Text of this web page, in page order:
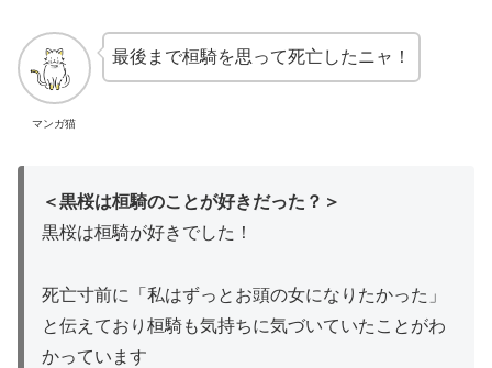
マンガ猫
最後まで桓騎を思って死亡したニャ！
＜黒桜は桓騎のことが好きだった？＞
黒桜は桓騎が好きでした！
死亡寸前に「私はずっとお頭の女になりたかった」
と伝えており桓騎も気持ちに気づいていたことがわ
かっています